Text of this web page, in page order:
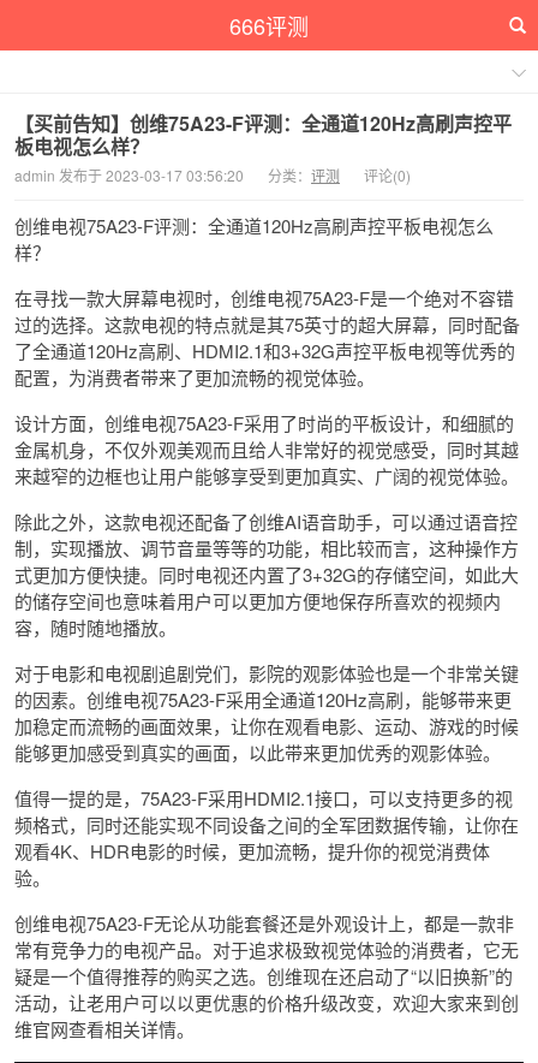
666评测
【买前告知】创维75A23-F评测：全通道120Hz高刷声控平
板电视怎么样？
admin 发布于 2023-03-17 03:56:20 分类： 评测 评论(0)
创维电视75A23-F评测：全通道120Hz高刷声控平板电视怎么
样？
在寻找一款大屏幕电视时，创维电视75A23-F是一个绝对不容错
过的选择。这款电视的特点就是其75英寸的超大屏幕，同时配备
了全通道120Hz高刷、HDMI2.1和3+32G声控平板电视等优秀的
配置，为消费者带来了更加流畅的视觉体验。
设计方面，创维电视75A23-F采用了时尚的平板设计，和细腻的
金属机身，不仅外观美观而且给人非常好的视觉感受，同时其越
来越窄的边框也让用户能够享受到更加真实、广阔的视觉体验。
除此之外，这款电视还配备了创维AI语音助手，可以通过语音控
制，实现播放、调节音量等等的功能，相比较而言，这种操作方
式更加方便快捷。同时电视还内置了3+32G的存储空间，如此大
的储存空间也意味着用户可以更加方便地保存所喜欢的视频内
容，随时随地播放。
对于电影和电视剧追剧党们，影院的观影体验也是一个非常关键
的因素。创维电视75A23-F采用全通道120Hz高刷，能够带来更
加稳定而流畅的画面效果，让你在观看电影、运动、游戏的时候
能够更加感受到真实的画面，以此带来更加优秀的观影体验。
值得一提的是，75A23-F采用HDMI2.1接口，可以支持更多的视
频格式，同时还能实现不同设备之间的全军团数据传输，让你在
观看4K、HDR电影的时候，更加流畅，提升你的视觉消费体
验。
创维电视75A23-F无论从功能套餐还是外观设计上，都是一款非
常有竞争力的电视产品。对于追求极致视觉体验的消费者，它无
疑是一个值得推荐的购买之选。创维现在还启动了“以旧换新”的
活动，让老用户可以以更优惠的价格升级改变，欢迎大家来到创
维官网查看相关详情。